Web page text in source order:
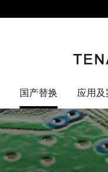
国产替换 应用及